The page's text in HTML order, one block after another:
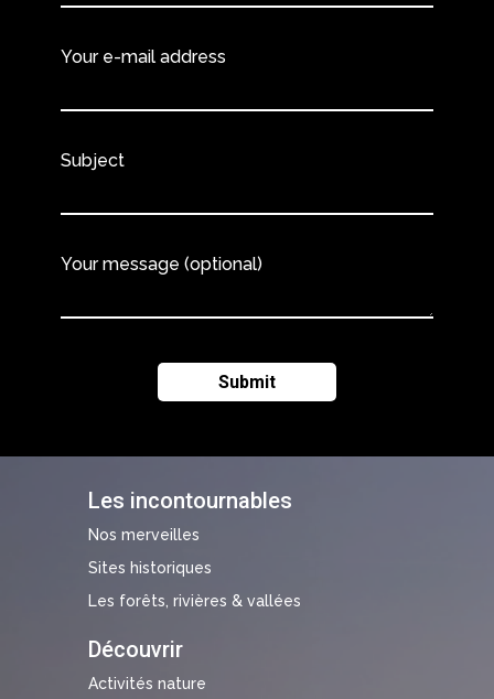
Les incontournables
Nos merveilles
Sites historiques
Les forêts, rivières & vallées
Découvrir
Activités nature
Your e-mail address
Subject
Your message (optional)